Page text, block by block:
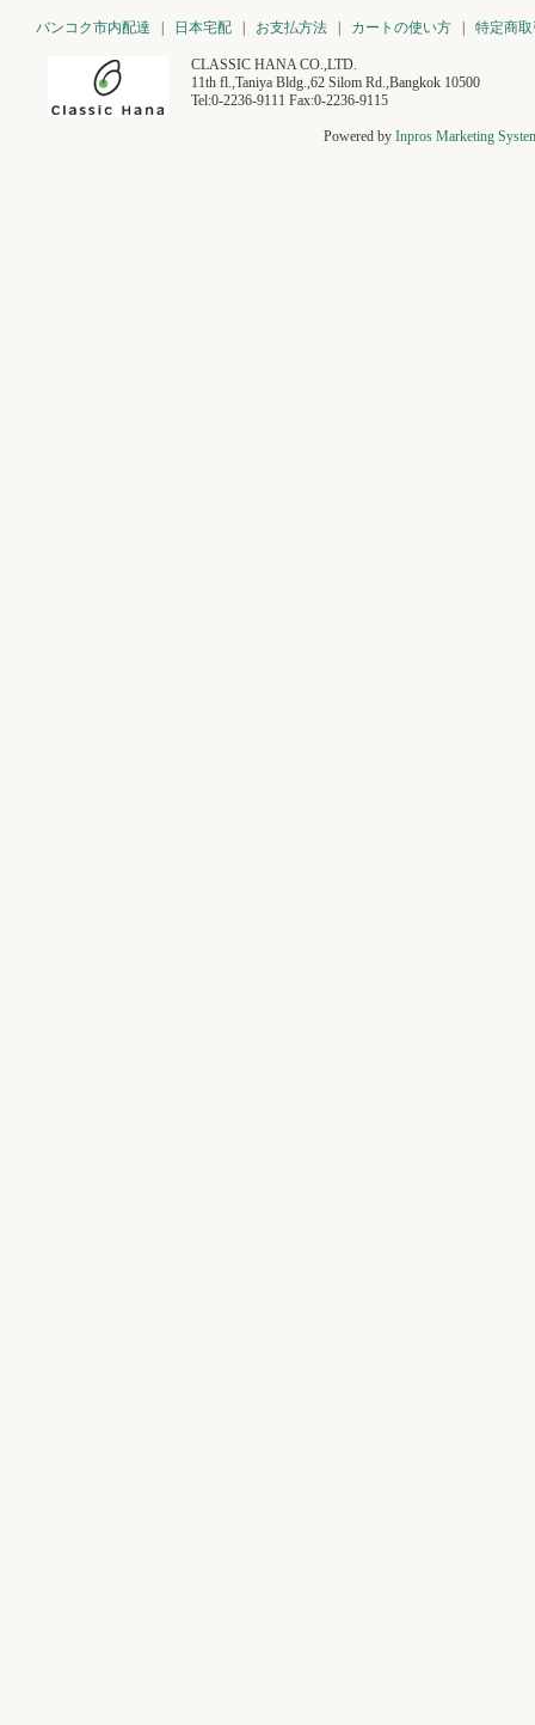
バンコク市内配達 日本宅配 お支払方法 カートの使い方 特定商
CLASSIC HANA CO.,LTD.
11th fl.,Taniya Bldg.,62 Silom Rd.,Bangkok 10500
Tel:0-2236-9111 Fax:0-2236-9115
Powered by Inpros Marketing